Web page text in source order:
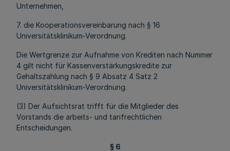
Unternehmen,
7. die Kooperationsvereinbarung nach § 16
Universitätsklinikum-Verordnung.
Die Wertgrenze zur Aufnahme von Krediten nach Nummer
4 gilt nicht für Kassenverstärkungskredite zur
Gehaltszahlung nach § 9 Absatz 4 Satz 2
Universitätsklinikum-Verordnung.
(3) Der Aufsichtsrat trifft für die Mitglieder des
Vorstands die arbeits- und tarifrechtlichen
Entscheidungen.
§ 6